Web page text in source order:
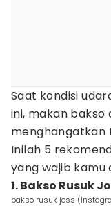
Saat kondisi
ini, makan
menghangatkan
Inilah 5
yang wajib kamu
1. Bakso Rusuk
bakso rusuk joss